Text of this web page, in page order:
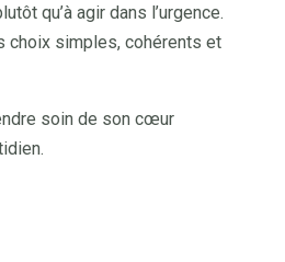
qu’à agir dans l’urgence.
choix simples, cohérents et
soin de son cœur